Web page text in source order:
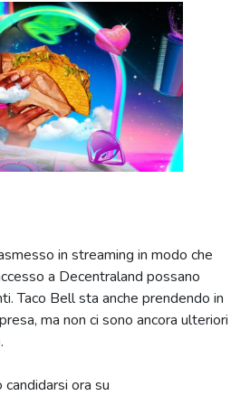
in streaming in modo che
a Decentraland possano
Taco Bell sta anche prendendo in
ma non ci sono ancora ulteriori
ora su